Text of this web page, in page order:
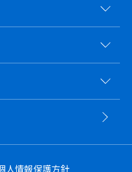
人情報保護方針